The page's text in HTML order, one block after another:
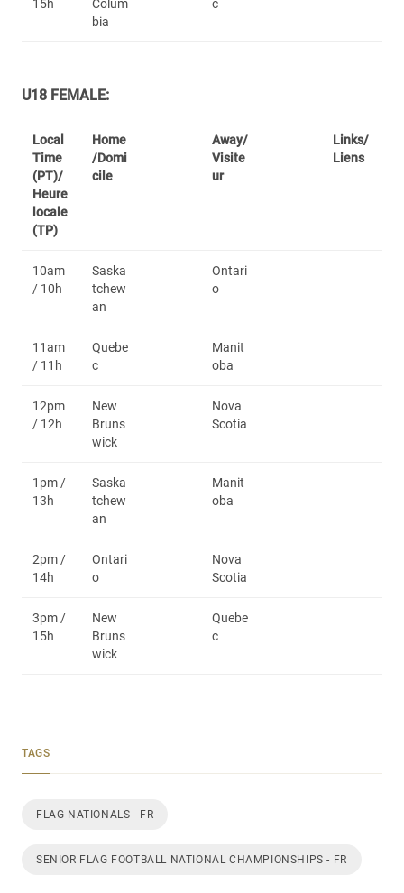
15h
Colum
bia
c
U18 FEMALE:
Local
Time
(PT)/
Heure
locale
(TP)
Home
/Domi
cile
Away/
Visite
ur
Links/
Liens
10am
/ 10h
Saska
tchew
an
Ontari
o
11am
/ 11h
Quebe
c
Manit
oba
12pm
/ 12h
New
Bruns
wick
Nova
Scotia
1pm /
13h
Saska
tchew
an
Manit
oba
2pm /
14h
Ontari
o
Nova
Scotia
3pm /
15h
New
Bruns
wick
Quebe
c
TAGS
FLAG NATIONALS - FR
SENIOR FLAG FOOTBALL NATIONAL CHAMPIONSHIPS - FR